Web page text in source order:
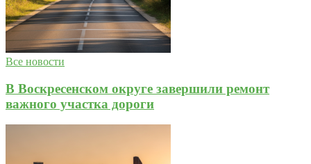
Все новости
В Воскресенском округе завершили ремонт
важного участка дороги